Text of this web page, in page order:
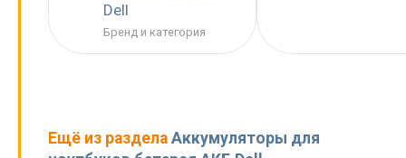
Dell
Бренд и категория
Ещё из раздела Аккумуляторы для